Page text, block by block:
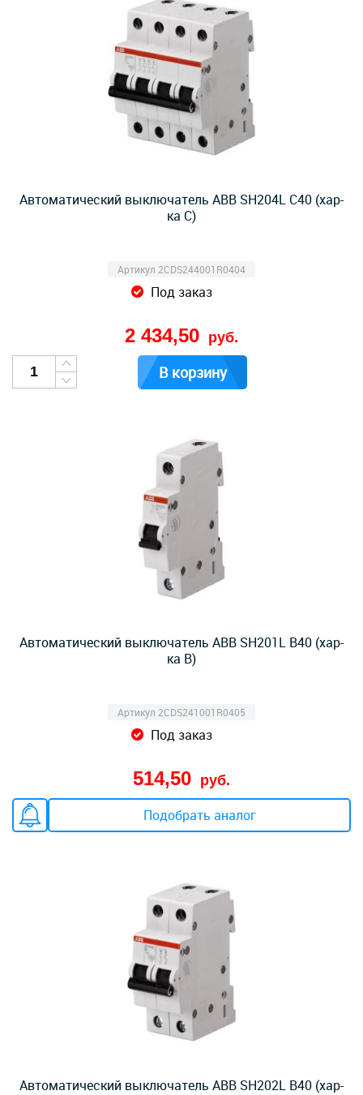
Автоматический выключатель ABB SH204L C40 (хар-
ка C)
Артикул 2CDS244001R0404
Под заказ
2 434,50 руб.
В корзину
Автоматический выключатель ABB SH201L B40 (хар-
ка B)
Артикул 2CDS241001R0405
Под заказ
514,50 руб.
Подобрать аналог
Автоматический выключатель ABB SH202L B40 (хар-